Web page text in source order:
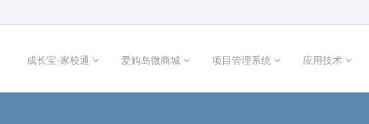
成长宝·家校通 爱购岛微商城 项目管理系统 应用技术